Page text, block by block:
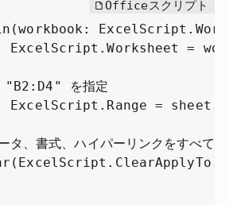
ExcelScript.Worksheet =
"B2:D4" を指定
ExcelScript.Range =
、書式、ハイパーリンクをすべて